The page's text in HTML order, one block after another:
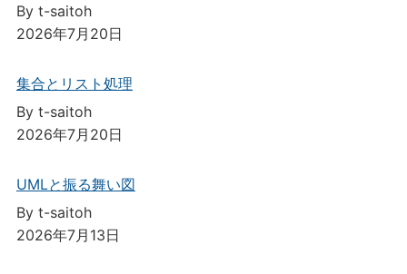
By t-saitoh
2026年7月20日
集合とリスト処理
By t-saitoh
2026年7月20日
UMLと振る舞い図
By t-saitoh
2026年7月13日